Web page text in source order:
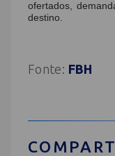
ofertados,
destino.
Fonte: FBH